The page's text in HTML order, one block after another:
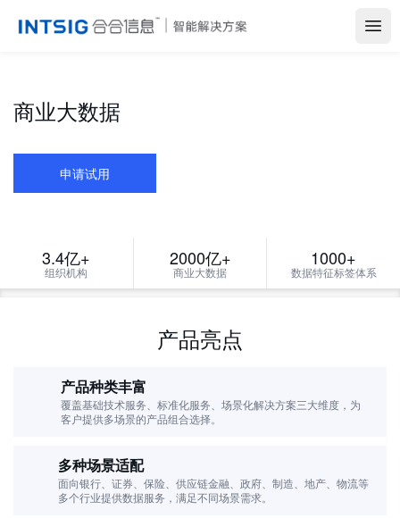
商业大数据
申请试用
3.4亿+
组织机构
2000亿+
商业大数据
1000+
数据特征标签体系
产品亮点
产品种类丰富
覆盖基础技术服务、标准化服务、场景化解决方案三大维度，为
客户提供多场景的产品组合选择。
多种场景适配
面向银行、证券、保险、供应链金融、政府、制造、地产、物流等
多个行业提供数据服务，满足不同场景需求。